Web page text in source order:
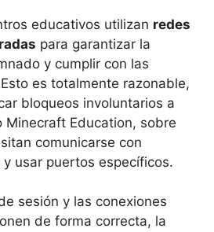
educativos utilizan redes
para garantizar la
y cumplir con las
es totalmente razonable,
bloqueos involuntarios a
Minecraft Education, sobre
comunicarse con
usar puertos específicos.
sesión y las conexiones
de forma correcta, la